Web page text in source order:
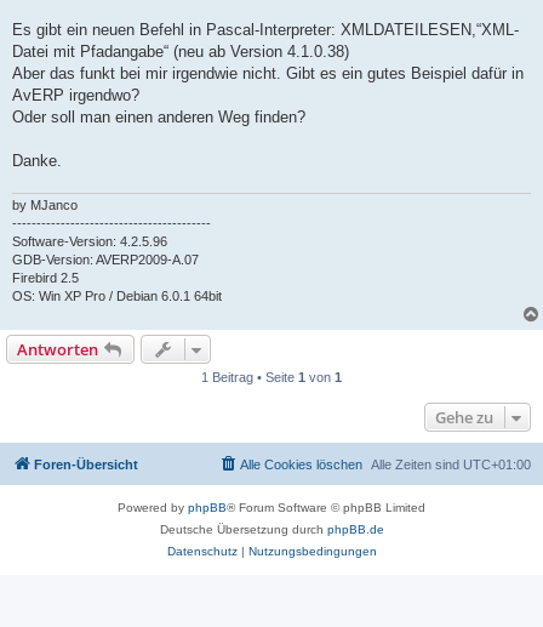
Es gibt ein neuen Befehl in Pascal-Interpreter: XMLDATEILESEN,“XML-
Datei mit Pfadangabe“ (neu ab Version 4.1.0.38)
Aber das funkt bei mir irgendwie nicht. Gibt es ein gutes Beispiel dafür in
AvERP irgendwo?
Oder soll man einen anderen Weg finden?
Danke.
by MJanco
-----------------------------------------
Software-Version: 4.2.5.96
GDB-Version: AVERP2009-A.07
Firebird 2.5
OS: Win XP Pro / Debian 6.0.1 64bit
Antworten
1 Beitrag • Seite 1 von 1
Gehe zu
Foren-Übersicht Alle Zeiten sind UTC+01:00
Alle Cookies löschen
Powered by phpBB® Forum Software © phpBB Limited
Deutsche Übersetzung durch phpBB.de
Datenschutz| Nutzungsbedingungen